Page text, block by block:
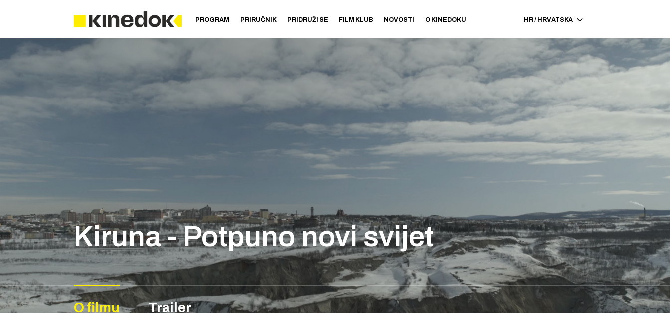
PROGRAM PRIRUČNIK PRIDRUŽI SE FILM KLUB NOVOSTI O KINEDOKU HR/ HRVATSKA
Kiruna - Potpuno novi svijet
O filmu Trailer